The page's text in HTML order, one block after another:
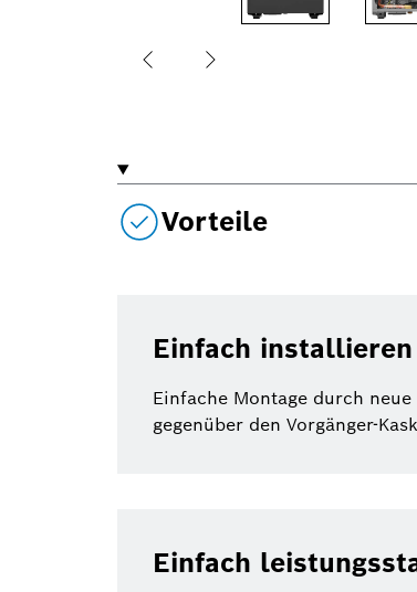
Vorteile
Einfach installieren
Einfache Montage durch
gegenüber den Vorgänger-
Einfach